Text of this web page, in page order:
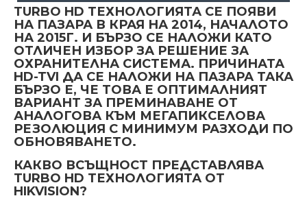
TURBO HD ТЕХНОЛОГИЯТА СЕ ПОЯВИ
НА ПАЗАРА В КРАЯ НА 2014, НАЧАЛОТО
НА 2015Г. И БЪРЗО СЕ НАЛОЖИ КАТО
ОТЛИЧЕН ИЗБОР ЗА РЕШЕНИЕ ЗА
ОХРАНИТЕЛНА СИСТЕМА. ПРИЧИНАТА
HD-TVI ДА СЕ НАЛОЖИ НА ПАЗАРА ТАКА
БЪРЗО Е, ЧЕ ТОВА Е ОПТИМАЛНИЯТ
ВАРИАНТ ЗА ПРЕМИНАВАНЕ ОТ
АНАЛОГОВА КЪМ МЕГАПИКСЕЛОВА
РЕЗОЛЮЦИЯ С МИНИМУМ РАЗХОДИ ПО
ОБНОВЯВАНЕТО.
КАКВО ВСЪЩНОСТ ПРЕДСТАВЛЯВА
TURBO HD ТЕХНОЛОГИЯТА ОТ
HIKVISION?